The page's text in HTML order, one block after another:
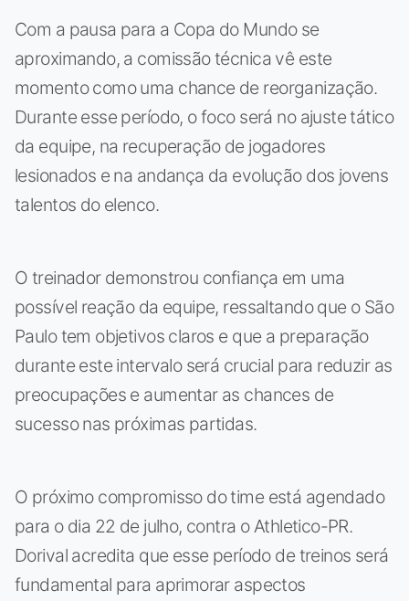
Com a pausa para a Copa do Mundo se
aproximando, a comissão técnica vê este
momento como uma chance de reorganização.
Durante esse período, o foco será no ajuste tático
da equipe, na recuperação de jogadores
lesionados e na andança da evolução dos jovens
talentos do elenco.
O treinador demonstrou confiança em uma
possível reação da equipe, ressaltando que o São
Paulo tem objetivos claros e que a preparação
durante este intervalo será crucial para reduzir as
preocupações e aumentar as chances de
sucesso nas próximas partidas.
O próximo compromisso do time está agendado
para o dia 22 de julho, contra o Athletico-PR.
Dorival acredita que esse período de treinos será
fundamental para aprimorar aspectos